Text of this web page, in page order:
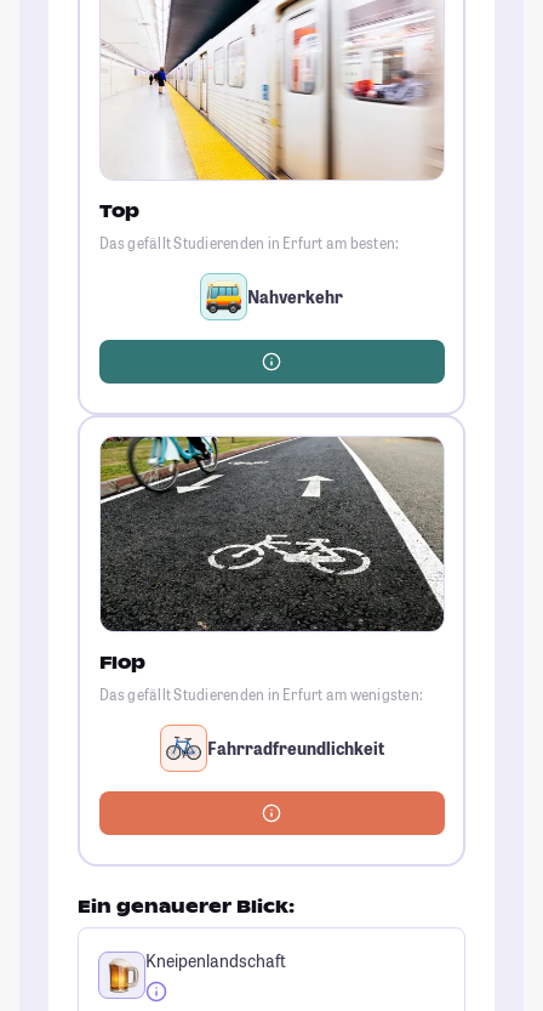
Top
Das gefällt Studierenden in Erfurt am besten:
Nahverkehr
Flop
Das gefällt Studierenden in Erfurt am wenigsten:
Fahrradfreundlichkeit
Ein genauerer Blick:
Kneipenlandschaft